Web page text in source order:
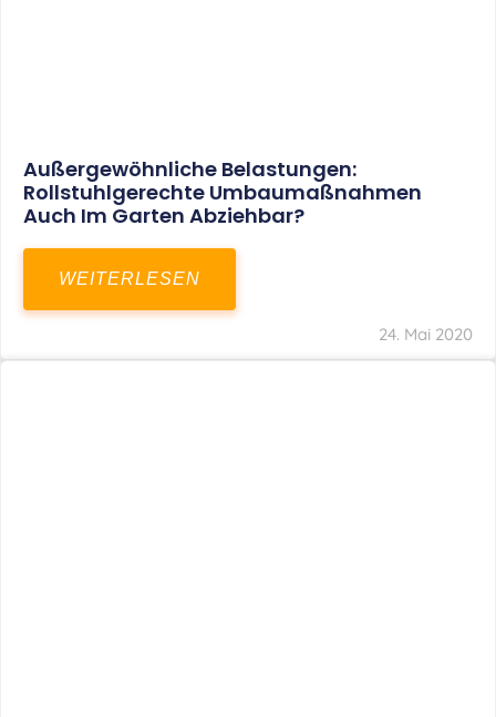
Außergewöhnliche Belastungen:
Rollstuhlgerechte Umbaumaßnahmen
Auch Im Garten Abziehbar?
WEITERLESEN
24. Mai 2020